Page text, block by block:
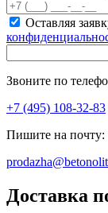
Оставляя
Звоните по
+7 (495) 108-32-83
Пишите на почту:
Доставка